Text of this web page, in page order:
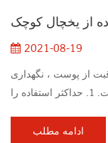
هستند که مع...
از یخچال کوچک
2021-08-19
از پوست ، نگهداری
غذای اداری و نگهداری شراب بسیار مناسب است. 1. حداکثر استفاده را
از مینی یخچال را
ادامه مطلب